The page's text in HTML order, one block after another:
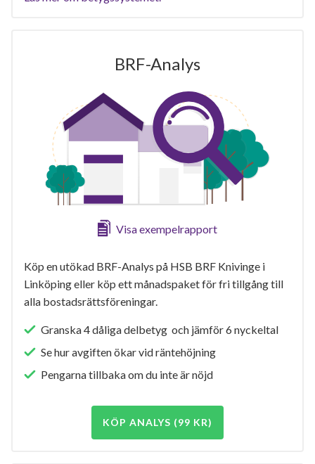
BRF-Analys
Visa exempelrapport
Köp en utökad BRF-Analys på HSB BRF Knivinge i
Linköping eller köp ett månadspaket för fri tillgång till
alla bostadsrättsföreningar.
Granska 4 dåliga delbetyg och jämför 6 nyckeltal
Se hur avgiften ökar vid räntehöjning
Pengarna tillbaka om du inte är nöjd
KÖP ANALYS (99 KR)